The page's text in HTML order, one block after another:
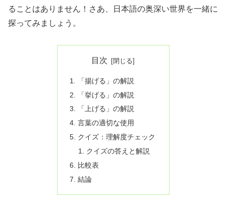
ることはありません！さあ、日本語の奥深い世界を一緒に
探ってみましょう。
目次
「揚げる」の解説
「挙げる」の解説
「上げる」の解説
言葉の適切な使用
クイズ：理解度チェック
クイズの答えと解説
比較表
結論